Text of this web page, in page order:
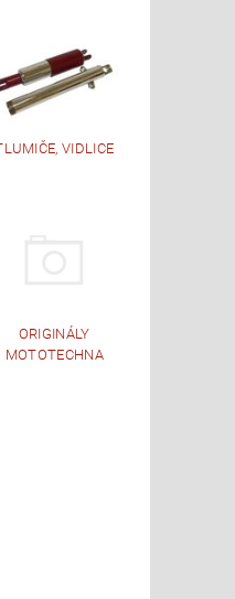
VIDLICE
ORIGINÁLY
MOTOTECHNA